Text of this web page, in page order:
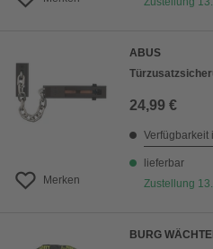
Merken
ABUS
24,99 €
Verfügbarkeit
lieferbar
Zustellung
BURG